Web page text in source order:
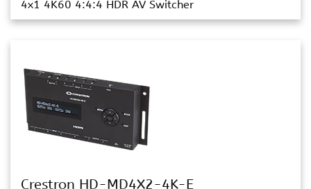
4x1 4K60 4:4:4 HDR AV Switcher
Crestron HD-MD4X2-4K-E